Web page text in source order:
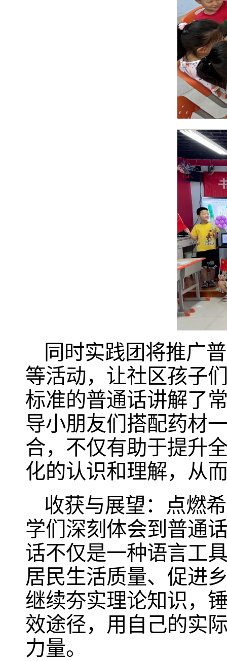
同时实践团将推广
等活动，让社区孩子
标准的普通话讲解了
导小朋友们搭配药材
合，不仅有助于提升
化的认识和理解，从
收获与展望：点燃
学们深刻体会到普通
话不仅是一种语言工
居民生活质量、促进
继续夯实理论知识，
效途径，用自己的实
力量。